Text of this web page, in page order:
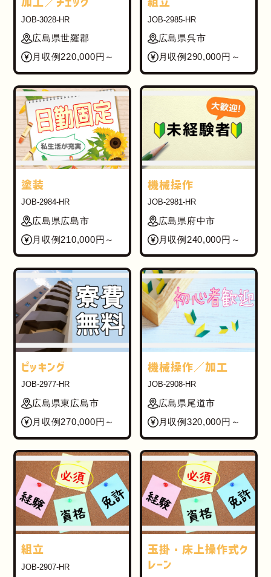
JOB-3028-HR
広島県世羅郡
月収例220,000円～
JOB-2985-HR
広島県呉市
月収例290,000円～
塗装
JOB-2984-HR
広島県広島市
月収例210,000円～
機械操作
JOB-2981-HR
広島県府中市
月収例240,000円～
ピッキング
JOB-2977-HR
広島県東広島市
月収例270,000円～
機械操作／加工
JOB-2908-HR
広島県尾道市
月収例320,000円～
組立
JOB-2907-HR
玉掛・床上操作式ク
レーン